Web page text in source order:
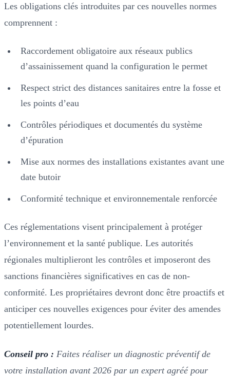
Les obligations clés introduites par ces nouvelles normes
comprennent :
Raccordement obligatoire aux réseaux publics
d’assainissement quand la configuration le permet
Respect strict des distances sanitaires entre la fosse et
les points d’eau
Contrôles périodiques et documentés du système
d’épuration
Mise aux normes des installations existantes avant une
date butoir
Conformité technique et environnementale renforcée
Ces réglementations visent principalement à protéger
l’environnement et la santé publique. Les autorités
régionales multiplieront les contrôles et imposeront des
sanctions financières significatives en cas de non-
conformité. Les propriétaires devront donc être proactifs et
anticiper ces nouvelles exigences pour éviter des amendes
potentiellement lourdes.
Conseil pro : Faites réaliser un diagnostic préventif de
votre installation avant 2026 par un expert agréé pour